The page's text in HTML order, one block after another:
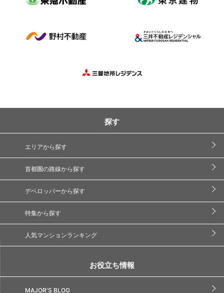
探す
エリアから探す
首都圏の路線から探す
デベロッパーから探す
特集から探す
人気マンションランキング
お役立ち情報
MAJOR'S BLOG